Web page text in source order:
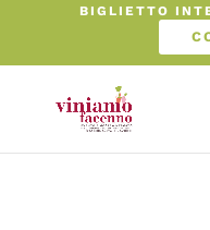
BIGLIETTO